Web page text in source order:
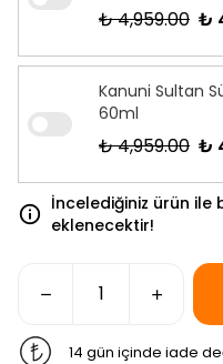
₺ 4,959.00 ₺
Kanuni Sultan
60ml
₺ 4,959.00 ₺
İncelediğiniz ürün ile
eklenecektir!
14 gün içinde iade